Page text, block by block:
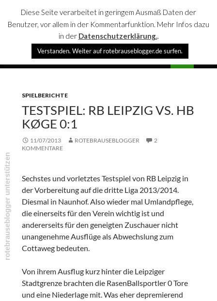
rotebrauseblogger
SPRINGE
SPIELBERICHTE
TESTSPIEL: RB LEIPZIG VS. HB
KØGE 0:1
11/07/2013 ROTEBRAUSEBLOGGER
2
KOMMENTARE
Sechstes und vorletztes Testspiel von RB Leipzig in
der Vorbereitung auf die dritte Liga 2013/2014.
Diesmal in Naunhof. Also wieder mal Umlandpflege,
die einerseits für den Verein wichtig ist und
andererseits für den geneigten Zuschauer nicht
unangenehme Ausflüge als Abwechslung zum
Cottaweg bedeuten.
Von ihrem Ausflug kurz hinter die Leipziger
Stadtgrenze brachten die RasenBallsportler 0 Tore
und eine Niederlage mit. Was eher depremierend
Diese Seite verarbeitet in geringem Ausmaß Daten der
Benutzer, vor allem in der Kommentarfunktion. Mehr Infos dazu
in der Datenschutzerklärung..
Verstanden. Weiter auf rotebrauseblogger.de surfen.
rotebrauseblogger unterstützen